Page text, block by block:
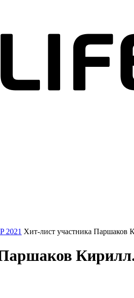
2021 Хит-лист участника Паршаков